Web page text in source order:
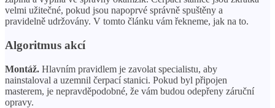
velmi užitečné, pokud jsou napoprvé správně spuštěny a
pravidelně udržovány. V tomto článku vám řekneme, jak na to.
Algoritmus akcí
Montáž. Hlavním pravidlem je zavolat specialistu, aby
nainstaloval a uzemnil čerpací stanici. Pokud byl připojen
masterem, je nepravděpodobné, že vám budou odepřeny záruční
opravy.